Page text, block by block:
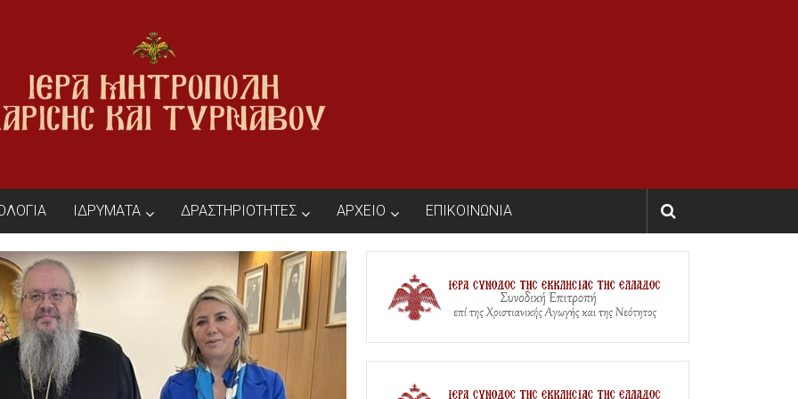
ΙΔΡΥΜΑΤΑ ΔΡΑΣΤΗΡΙΟΤΗΤΕΣ ΑΡΧΕΙΟ ΕΠΙΚΟΙΝΩΝΙΑ